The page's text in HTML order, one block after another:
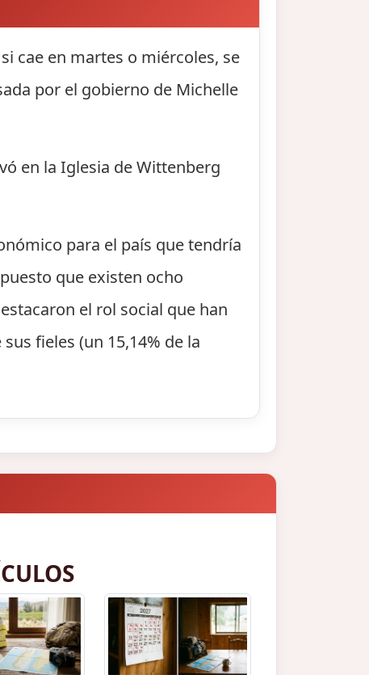
cae en martes o miércoles, se
por el gobierno de Michelle
en la Iglesia de Wittenberg
para el país que tendría
que existen ocho
el rol social que han
fieles (un 15,14% de la